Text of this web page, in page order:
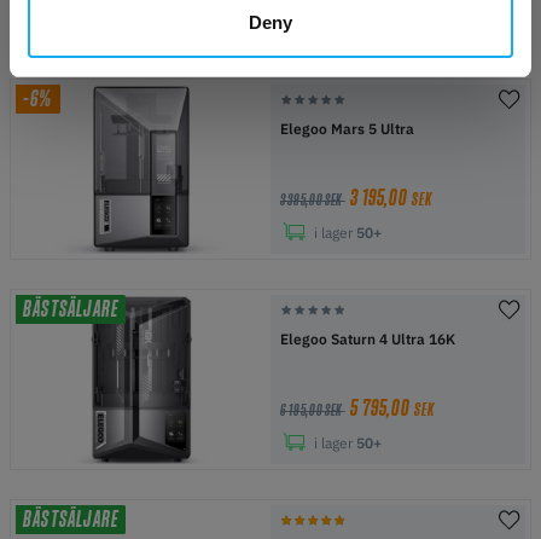
Deny
-6%
Elegoo Mars 5 Ultra
3 395,00 SEK 3 195,00SEK
i lager 50+
BÄSTSÄLJARE
Elegoo Saturn 4 Ultra 16K
6 195,00 SEK 5 795,00SEK
i lager 50+
BÄSTSÄLJARE